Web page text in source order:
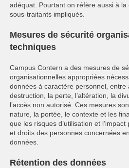
adéquat. Pourtant on réfère aussi à la
sous-traitants impliqués.
Mesures de sécurité
techniques
Campus Contern a des mesures de
organisationnelles appropriées
données à caractère personnel, entre
destruction, la perte, l’altération, la
l’accès non autorisé. Ces mesures
nature, la portée, le contexte et les
que les risques d’utilisation et
et droits des personnes concernées
données.
Rétention des données